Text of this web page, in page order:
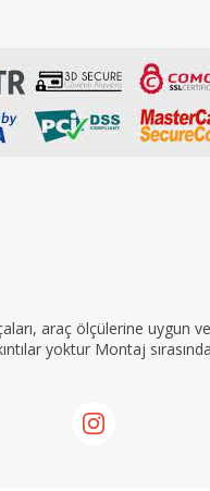
araç ölçülerine uygun
yoktur Montaj